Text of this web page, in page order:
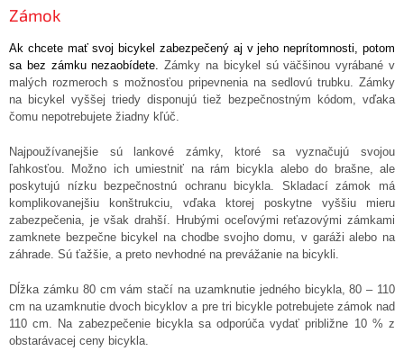
Zámok
Ak chcete mať svoj bicykel zabezpečený aj v jeho neprítomnosti, potom
sa bez zámku nezaobídete.
Zámky na bicykel sú väčšinou vyrábané v
malých rozmeroch s možnosťou pripevnenia na sedlovú trubku. Zámky
na bicykel vyššej triedy disponujú tiež bezpečnostným kódom, vďaka
čomu nepotrebujete žiadny kľúč.
Najpoužívanejšie sú lankové zámky, ktoré sa vyznačujú svojou
ľahkosťou. Možno ich umiestniť na rám bicykla alebo do brašne, ale
poskytujú nízku bezpečnostnú ochranu bicykla. Skladací zámok má
komplikovanejšiu konštrukciu, vďaka ktorej poskytne vyššiu mieru
zabezpečenia, je však drahší. Hrubými oceľovými reťazovými zámkami
zamknete bezpečne bicykel na chodbe svojho domu, v garáži alebo na
záhrade. Sú ťažšie, a preto nevhodné na prevážanie na bicykli.
Dĺžka zámku 80 cm vám stačí na uzamknutie jedného bicykla, 80 – 110
cm na uzamknutie dvoch bicyklov a pre tri bicykle potrebujete zámok nad
110 cm. Na zabezpečenie bicykla sa odporúča vydať približne 10 % z
obstarávacej ceny bicykla.